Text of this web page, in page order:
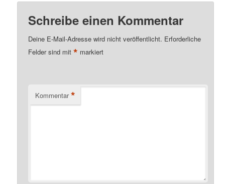
Schreibe einen Kommentar
Deine E-Mail-Adresse wird nicht veröffentlicht. Erforderliche
Felder sind mit* markiert
Kommentar *